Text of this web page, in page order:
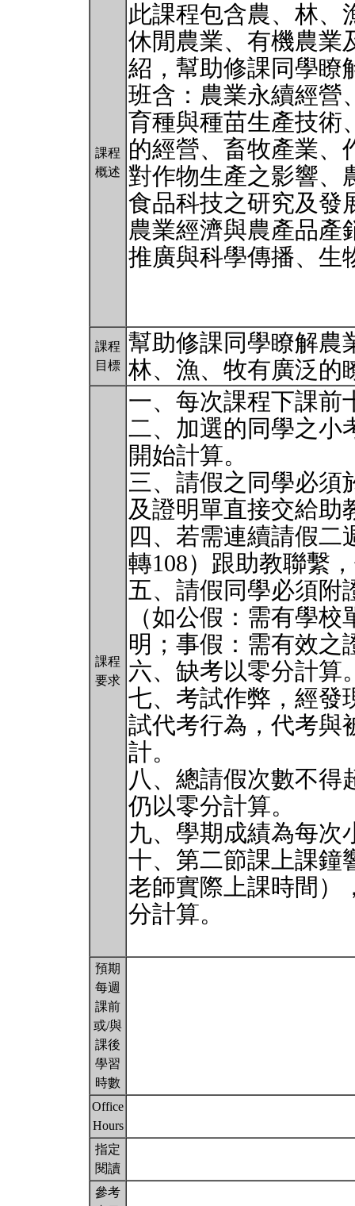
課程
概述
此課程包含農、林、
休閒農業、有機農業
紹，幫助修課同學瞭
班含：農業永續經營
育種與種苗生產技術
的經營、畜牧產業、
對作物生產之影響、
食品科技之研究及發
農業經濟與農產品產
推廣與科學傳播、生
課程
目標
幫助修課同學瞭解農
林、漁、牧有廣泛的
課程
要求
一、每次課程下課前
二、加選的同學之小
開始計算。
三、請假之同學必須
及證明單直接交給助
四、若需連續請假二
轉108）跟助教聯繫
五、請假同學必須附
（如公假：需有學
明；事假：需有效之
六、缺考以零分計算
七、考試作弊，經發
試代考行為，代考與
計。
八、總請假次數不得
仍以零分計算。
九、學期成績為每次
十、第二節課上課鐘
老師實際上課時間）
分計算。
預期
每週
課前
或/與
課後
學習
時數
Office
Hours
指定
閱讀
參考